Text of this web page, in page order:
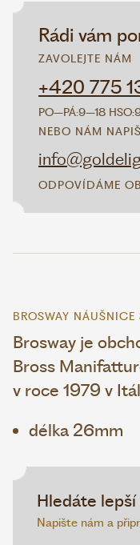
Rádi vám
ZAVOLEJTE NÁM
+420 775
PO–PÁ:9–18 HSO:
NEBO NÁM
ODPOVÍDÁME
BROSWAY
Brosway je
Bross
v roce 1979 v
délka 26mm
Hledáte lepší
Napište nám a